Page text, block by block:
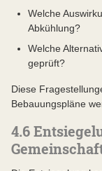
Welche
Abkühlung?
Welche
geprüft?
Diese
Bebauungspläne
4.6